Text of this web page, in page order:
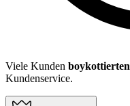
Viele Kunden boykottierten
Kundenservice.